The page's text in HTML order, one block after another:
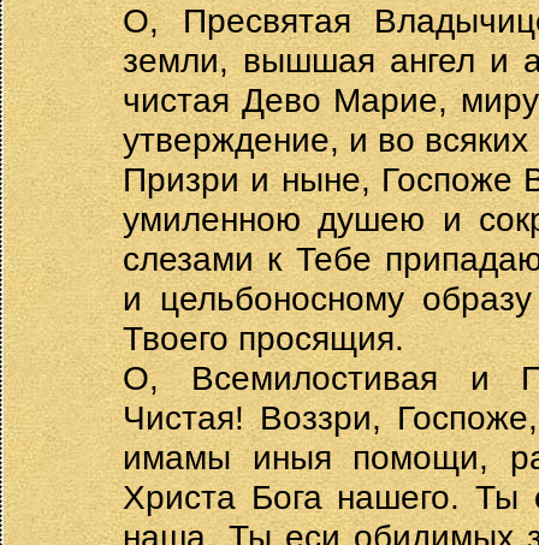
О, Пресвятая
земли, вышшая ангел и
чистая Дево Марие,
утверждение, и во
Призри и ныне, Госпоже
умиленною душею и
слезами к Тебе
и цельбоносному
Твоего просящия.
О, Всемилостивая и
Чистая! Воззри,
имамы иныя помощи,
Христа Бога нашего. Ты
наша. Ты еси обидимых